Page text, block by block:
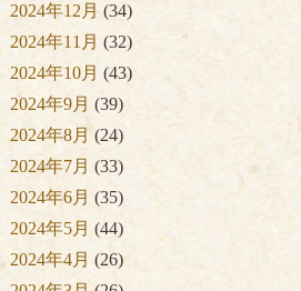
2024年12月 (34)
2024年11月 (32)
2024年10月 (43)
2024年9月 (39)
2024年8月 (24)
2024年7月 (33)
2024年6月 (35)
2024年5月 (44)
2024年4月 (26)